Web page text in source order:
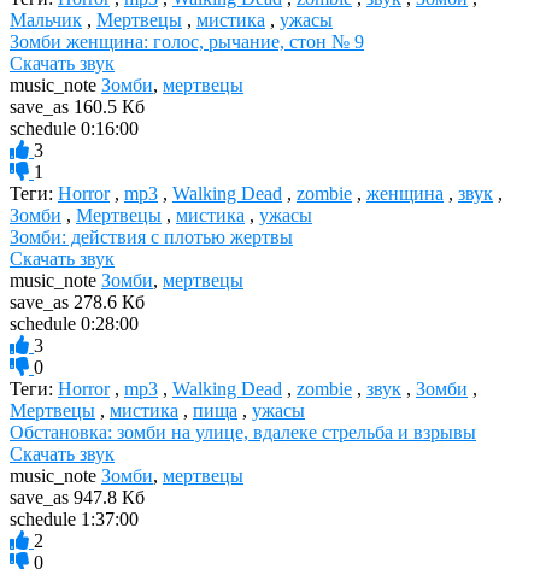
Мальчик , Мертвецы , мистика , ужасы
Зомби женщина: голос, рычание, стон № 9
Скачать звук
music_note Зомби, мертвецы
save_as 160.5 Кб
schedule 0:16:00
3
1
Теги: Horror, mp3 , Walking Dead , zombie , женщина , звук ,
Зомби , Мертвецы , мистика , ужасы
Зомби: действия с плотью жертвы
Скачать звук
music_note Зомби, мертвецы
save_as 278.6 Кб
schedule 0:28:00
3
0
Теги: Horror, mp3 , Walking Dead , zombie , звук , Зомби ,
Мертвецы , мистика , пища , ужасы
Обстановка: зомби на улице, вдалеке стрельба и взрывы
Скачать звук
music_note Зомби, мертвецы
save_as 947.8 Кб
schedule 1:37:00
2
0